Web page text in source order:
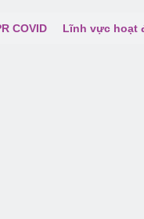
COVID Lĩnh vực hoạt